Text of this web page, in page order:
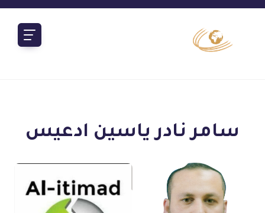
سامر نادر ياسين ادعيس